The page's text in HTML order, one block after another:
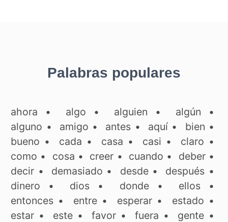
Palabras populares
ahora • algo • alguien • algún •
alguno • amigo • antes • aquí• bien •
bueno • cada • casa • casi • claro •
como • cosa • creer • cuando • deber•
decir • demasiado • desde• después •
dinero • dios • donde• ellos •
entonces • entre• esperar• estado •
estar • este •favor •fuera • gente •